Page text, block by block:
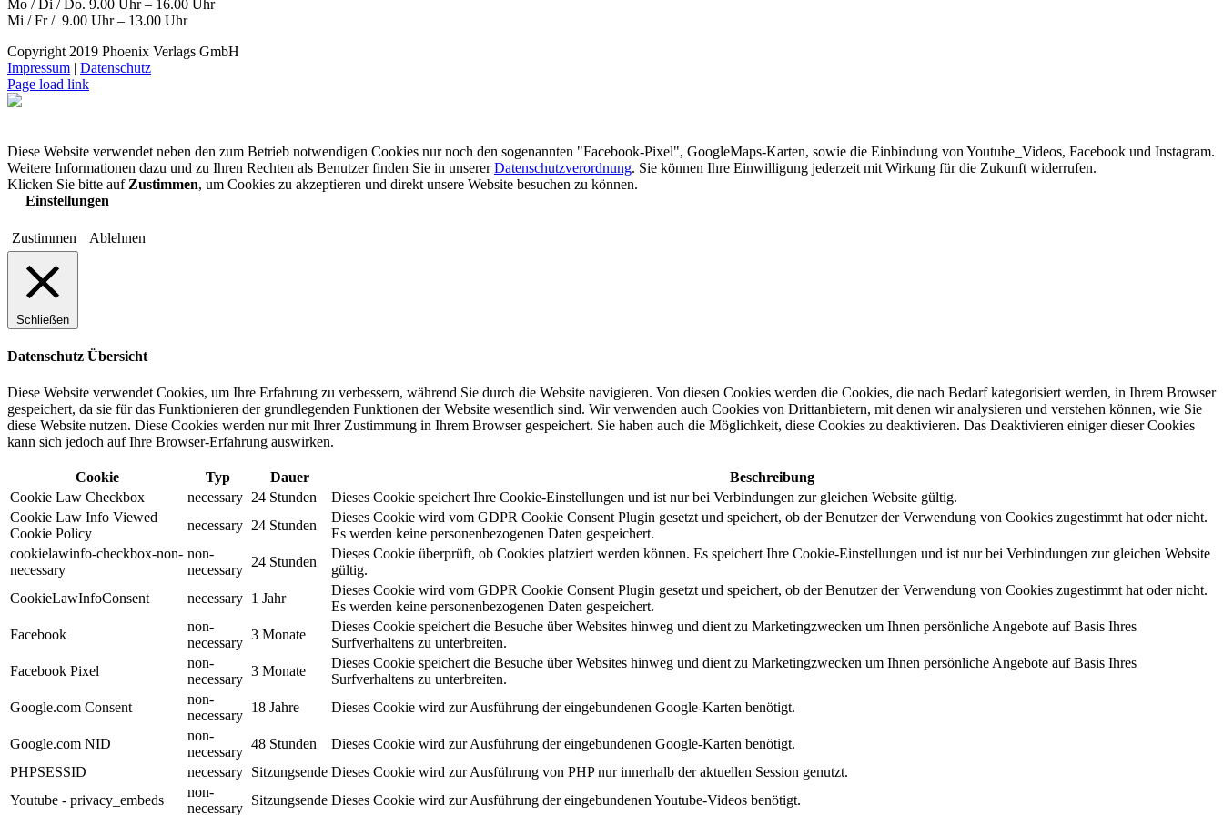
Mo / Di / Do. 9.00 Uhr – 16.00 Uhr
Mi / Fr / 9.00 Uhr – 13.00 Uhr
Copyright 2019 Phoenix Verlags GmbH
Impressum | Datenschutz
Page load link
Diese Website verwendet neben den zum Betrieb notwendigen Cookies nur noch den sogenannten "Facebook-Pixel", GoogleMaps-Karten, sowie die Einbindung von Youtube_Videos, Facebook und Instagram.
Weitere Informationen dazu und zu Ihren Rechten als Benutzer finden Sie in unsererDatenschutzverordnung. Sie können Ihre Einwilligung jederzeit mit Wirkung für die Zukunft widerrufen.
Klicken Sie bitte auf Zustimmen, um Cookies zu akzeptieren und direkt unsere Website besuchen zu können.
Einstellungen
Zustimmen Ablehnen
Schließen
Datenschutz Übersicht
Diese Website verwendet Cookies, um Ihre Erfahrung zu verbessern, während Sie durch die Website navigieren. Von diesen Cookies werden die Cookies, die nach Bedarf kategorisiert werden, in Ihrem Browser
gespeichert, da sie für das Funktionieren der grundlegenden Funktionen der Website wesentlich sind. Wir verwenden auch Cookies von Drittanbietern, mit denen wir analysieren und verstehen können, wie Sie
diese Website nutzen. Diese Cookies werden nur mit Ihrer Zustimmung in Ihrem Browser gespeichert. Sie haben auch die Möglichkeit, diese Cookies zu deaktivieren. Das Deaktivieren einiger dieser Cookies
kann sich jedoch auf Ihre Browser-Erfahrung auswirken.
Cookie Typ Dauer
Beschreibung
Cookie Law Checkbox
necessary 24 Stunden
Dieses Cookie speichert Ihre Cookie-Einstellungen und ist nur bei Verbindungen zur gleichen Website gültig.
Cookie Law Info Viewed
Cookie Policy
necessary 24 Stunden
Dieses Cookie wird vom GDPR Cookie Consent Plugin gesetzt und speichert, ob der Benutzer der Verwendung von Cookies zugestimmt hat oder nicht.
Es werden keine personenbezogenen Daten gespeichert.
cookielawinfo-checkbox-non-
necessary
non-
necessary
24 Stunden
Dieses Cookie überprüft, ob Cookies platziert werden können. Es speichert Ihre Cookie-Einstellungen und ist nur bei Verbindungen zur gleichen Website
gültig.
CookieLawInfoConsent
necessary 1 Jahr
Dieses Cookie wird vom GDPR Cookie Consent Plugin gesetzt und speichert, ob der Benutzer der Verwendung von Cookies zugestimmt hat oder nicht.
Es werden keine personenbezogenen Daten gespeichert.
Facebook
non-
necessary
3 Monate
Dieses Cookie speichert die Besuche über Websites hinweg und dient zu Marketingzwecken um Ihnen persönliche Angebote auf Basis Ihres
Surfverhaltens zu unterbreiten.
Facebook Pixel
non-
necessary
3 Monate
Dieses Cookie speichert die Besuche über Websites hinweg und dient zu Marketingzwecken um Ihnen persönliche Angebote auf Basis Ihres
Surfverhaltens zu unterbreiten.
Google.com Consent
non-
necessary
18 Jahre Dieses Cookie wird zur Ausführung der eingebundenen Google-Karten benötigt.
Google.com NID
non-
necessary
48 Stunden
Dieses Cookie wird zur Ausführung der eingebundenen Google-Karten benötigt.
PHPSESSID
necessary Sitzungsende Dieses Cookie wird zur Ausführung von PHP nur innerhalb der aktuellen Session genutzt.
Youtube - privacy_embeds
non-
necessary
Sitzungsende Dieses Cookie wird zur Ausführung der eingebundenen Youtube-Videos benötigt.